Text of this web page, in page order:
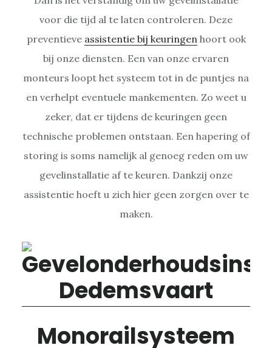
voor die tijd al te laten controleren. Deze
preventieve assistentie bij keuringen hoort ook
bij onze diensten. Een van onze ervaren
monteurs loopt het systeem tot in de puntjes na
en verhelpt eventuele mankementen. Zo weet u
zeker, dat er tijdens de keuringen geen
technische problemen ontstaan. Een hapering of
storing is soms namelijk al genoeg reden om uw
gevelinstallatie af te keuren. Dankzij onze
assistentie hoeft u zich hier geen zorgen over te
maken.
Monorailsysteem